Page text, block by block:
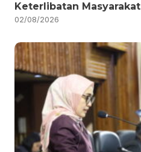
Keterlibatan Masyarakat
02/08/2026